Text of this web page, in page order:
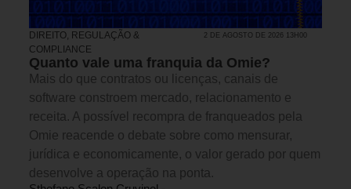
DIREITO, REGULAÇÃO &
COMPLIANCE
2 DE AGOSTO DE 2026 13H00
Quanto vale uma franquia da Omie?
Mais do que contratos ou licenças, canais de
software constroem mercado, relacionamento e
receita. A possível recompra de franqueados pela
Omie reacende o debate sobre como mensurar,
jurídica e economicamente, o valor gerado por quem
desenvolve a operação na ponta.